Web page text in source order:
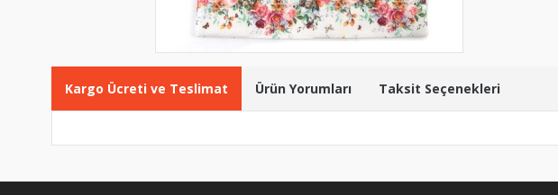
Kargo Ücreti ve Teslimat Ürün Yorumları Taksit Seçenekleri